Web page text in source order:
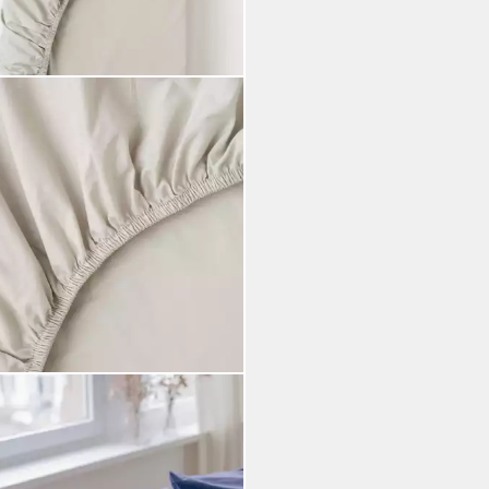
Perkal
Style KASOL, Gut
zu unseren Bettwäsche